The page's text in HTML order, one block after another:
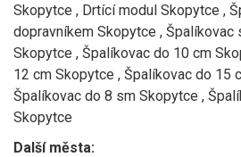
Skopytce , Drtící modul Skopytce ,
dopravníkem Skopytce ,
Skopytce , Špalíkovac do 10 cm
12 cm Skopytce , Špalíkovac do 15
Špalíkovac do 8 sm Skopytce ,
Skopytce
Další města: